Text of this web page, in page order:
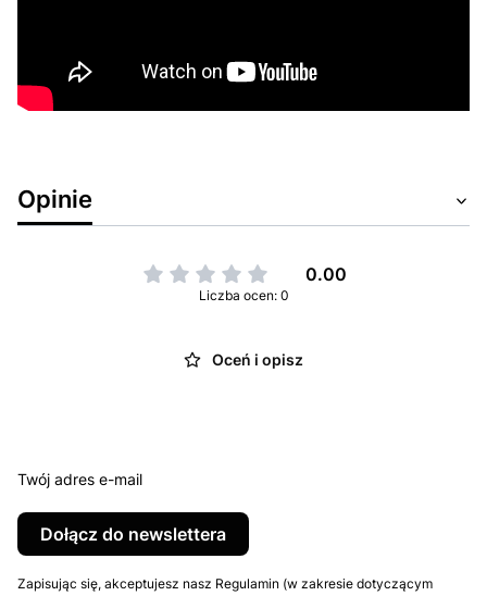
Opinie
0.00
Liczba ocen: 0
Oceń i opisz
Twój adres e-mail
Dołącz do newslettera
Zapisując się, akceptujesz nasz Regulamin (w zakresie dotyczącym